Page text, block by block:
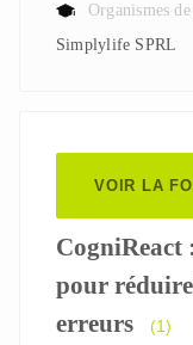
Organismes
Simplylife SPRL
VOIR LA
CogniReact
pour réduire
erreurs
(1)